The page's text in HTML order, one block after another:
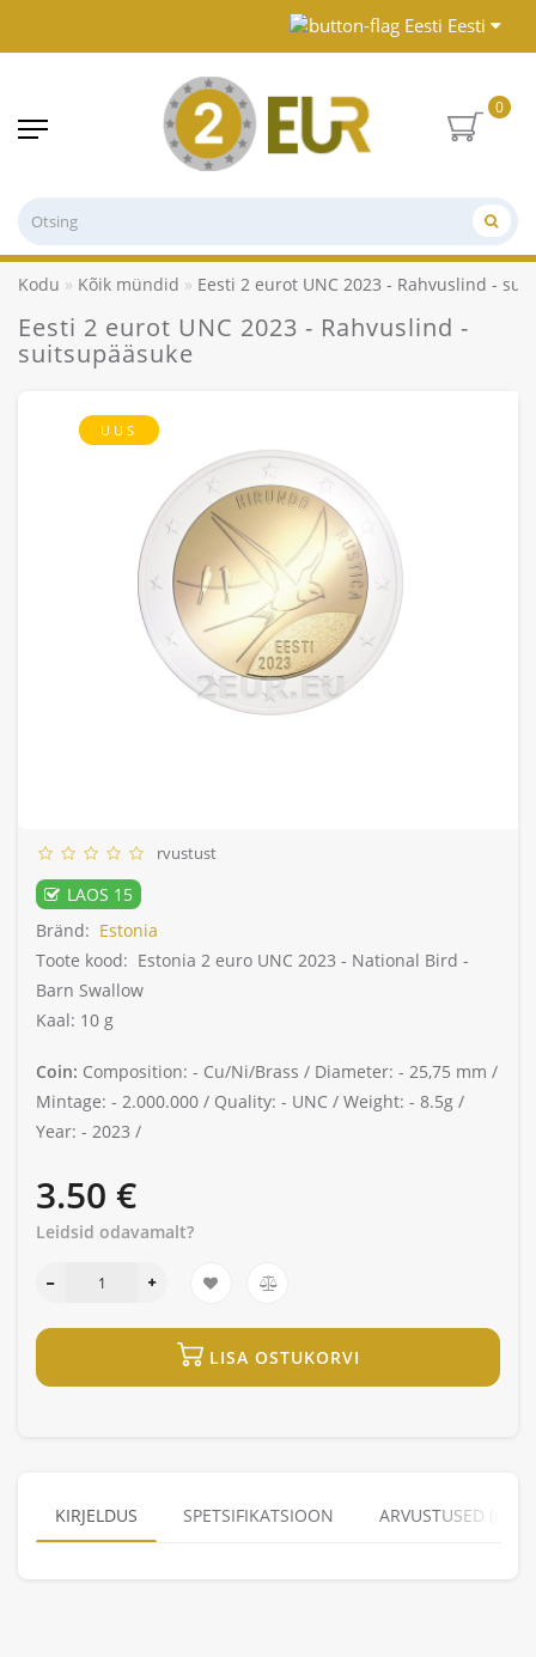
Eesti
0
Kodu Kõik mündid Eesti 2 eurot UNC 2023 - Rahvuslind -
Eesti 2 eurot UNC 2023 - Rahvuslind -
suitsupääsuke
UUS
rvustust
LAOS 15
Bränd: Estonia
Toote kood: Estonia 2 euro UNC 2023 - National Bird -
Barn Swallow
Kaal: 10 g
Coin: Composition: - Cu/Ni/Brass / Diameter: - 25,75 mm /
Mintage: - 2.000.000 / Quality: - UNC / Weight: - 8.5g /
Year: - 2023 /
3.50 €
Leidsid odavamalt?
LISA OSTUKORVI
KIRJELDUS SPETSIFIKATSIOON ARVUSTUSED (0)